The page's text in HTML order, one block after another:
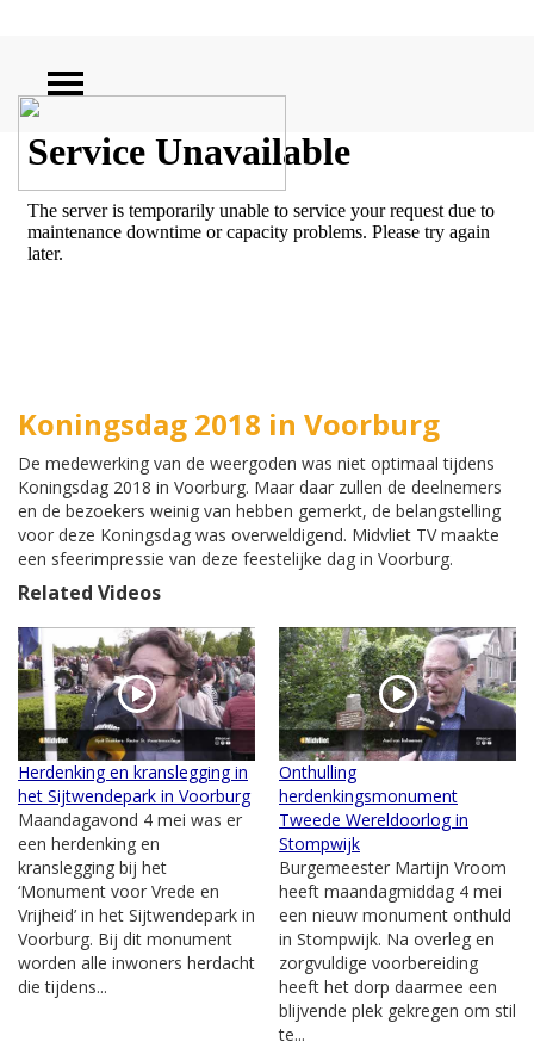
ZOEKEN
Koningsdag 2018 in Voorburg
De medewerking van de weergoden was niet optimaal tijdens
Koningsdag 2018 in Voorburg. Maar daar zullen de deelnemers
en de bezoekers weinig van hebben gemerkt, de belangstelling
voor deze Koningsdag was overweldigend. Midvliet TV maakte
een sfeerimpressie van deze feestelijke dag in Voorburg.
Related Videos
Herdenking en kranslegging in
het Sijtwendepark in Voorburg
Maandagavond 4 mei was er
een herdenking en
kranslegging bij het
‘Monument voor Vrede en
Vrijheid’ in het Sijtwendepark in
Voorburg. Bij dit monument
worden alle inwoners herdacht
die tijdens...
Onthulling
herdenkingsmonument
Tweede Wereldoorlog in
Stompwijk
Burgemeester Martijn Vroom
heeft maandagmiddag 4 mei
een nieuw monument onthuld
in Stompwijk. Na overleg en
zorgvuldige voorbereiding
heeft het dorp daarmee een
blijvende plek gekregen om stil
te...